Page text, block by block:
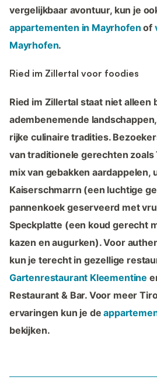
vergelijkbaar avontuur, kun je
appartementen in Mayrhofen of
Mayrhofen.
Ried im Zillertal voor foodies
Ried im Zillertal staat niet alleen
adembenemende
rijke culinaire tradities.
van traditionele gerechten
mix van gebakken aardappelen,
Kaiserschmarrn (een luchtige
pannenkoek geserveerd met
Speckplatte (een koud gerecht
kazen en augurken). Voor
kun je terecht in gezellige
Gartenrestaurant Kleementine
Restaurant & Bar. Voor meer
ervaringen kun je de
bekijken.